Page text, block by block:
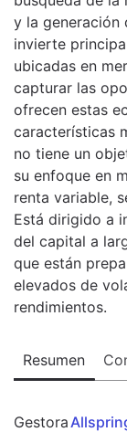
y la generación
invierte
ubicadas en
capturar las
ofrecen estas
características
no tiene un
su enfoque en
renta variable,
Está dirigido a
del capital a
que están
elevados de
rendimientos.
Resumen
Gestora